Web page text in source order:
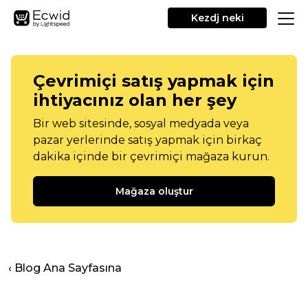
Kezdj neki
Çevrimiçi satış yapmak için
ihtiyacınız olan her şey
Bir web sitesinde, sosyal medyada veya
pazar yerlerinde satış yapmak için birkaç
dakika içinde bir çevrimiçi mağaza kurun.
Mağaza oluştur
‹ Blog Ana Sayfasına